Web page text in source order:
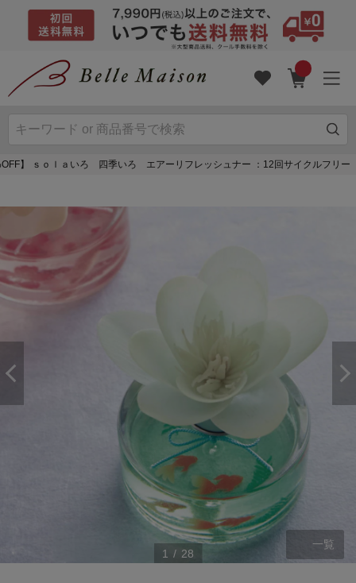
】 ｓｏｌａいろ 四季いろ エアーリフレッシュナー ：12回サイクルフリー
1 / 28
一覧